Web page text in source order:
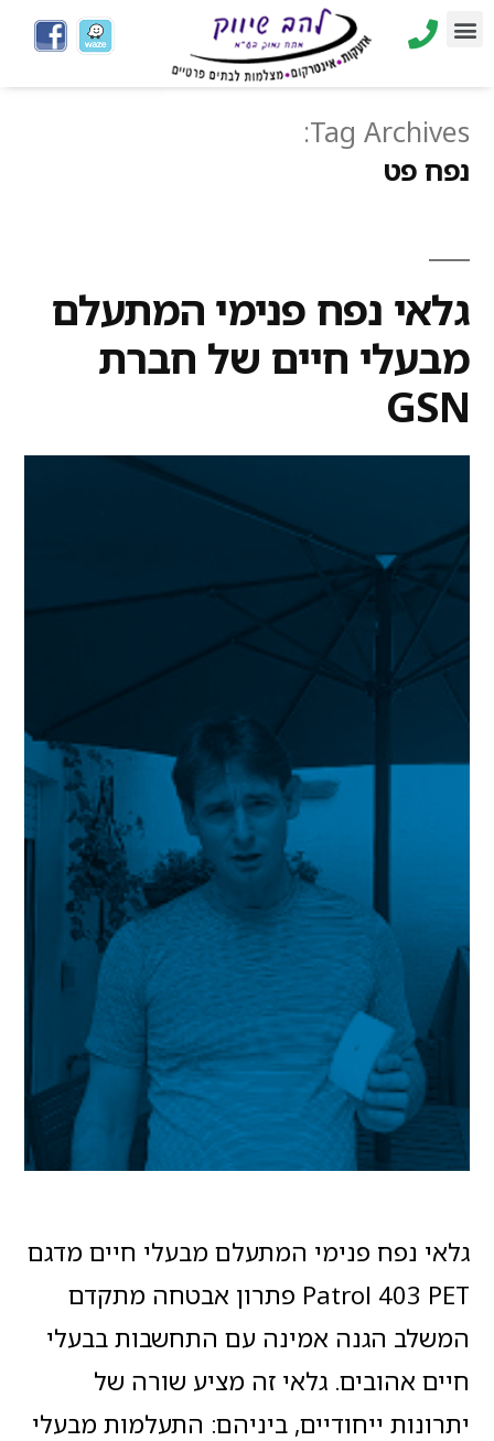
Tag Archives:
נפח פט
גלאי נפח פנימי המתעלם
מבעלי חיים של חברת
GSN
גלאי נפח פנימי המתעלם מבעלי חיים מדגם
Patrol 403 PET פתרון אבטחה מתקדם
המשלב הגנה אמינה עם התחשבות בבעלי
חיים אהובים. גלאי זה מציע שורה של
יתרונות ייחודיים, ביניהם: התעלמות מבעלי